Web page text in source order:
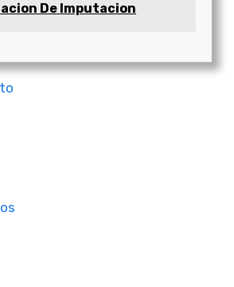
De Imputacion